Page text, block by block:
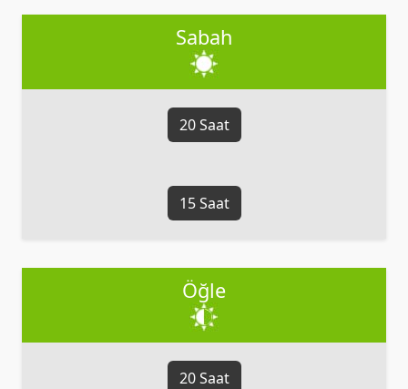
Sabah
20 Saat
15 Saat
Öğle
20 Saat